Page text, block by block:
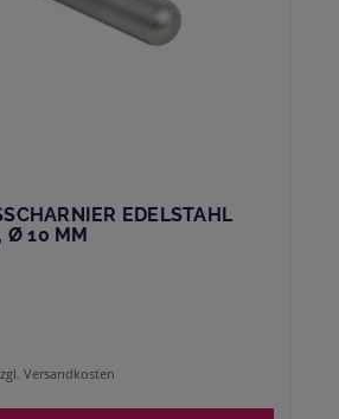
EDELSTAHL
Ø 10 MM
Versandkosten